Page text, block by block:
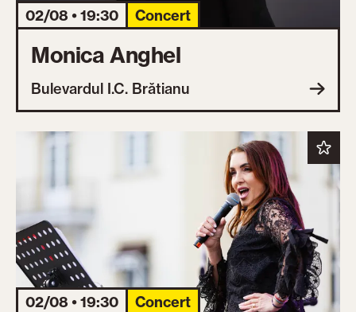
02/08 • 19:30 Concert
Monica Anghel
Bulevardul I.C. Brătianu
02/08 • 19:30 Concert